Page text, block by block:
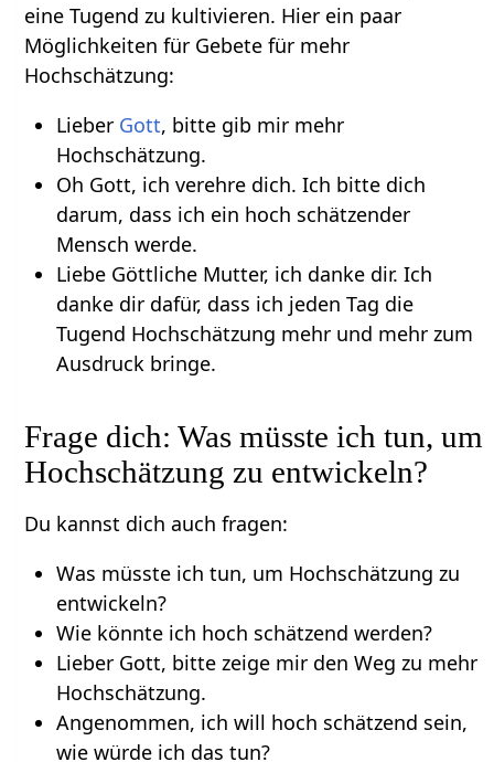
eine Tugend zu kultivieren. Hier ein paar
Möglichkeiten für Gebete für mehr
Hochschätzung:
Lieber Gott, bitte gib mir mehr
Hochschätzung.
Oh Gott, ich verehre dich. Ich bitte dich
darum, dass ich ein hoch schätzender
Mensch werde.
Liebe Göttliche Mutter, ich danke dir. Ich
danke dir dafür, dass ich jeden Tag die
Tugend Hochschätzung mehr und mehr zum
Ausdruck bringe.
Frage dich: Was müsste ich tun, um
Hochschätzung zu entwickeln?
Du kannst dich auch fragen:
Was müsste ich tun, um Hochschätzung zu
entwickeln?
Wie könnte ich hoch schätzend werden?
Lieber Gott, bitte zeige mir den Weg zu mehr
Hochschätzung.
Angenommen, ich will hoch schätzend sein,
wie würde ich das tun?